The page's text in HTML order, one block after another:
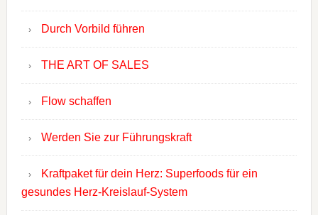
Durch Vorbild führen
THE ART OF SALES
Flow schaffen
Werden Sie zur Führungskraft
Kraftpaket für dein Herz: Superfoods für ein
gesundes Herz-Kreislauf-System